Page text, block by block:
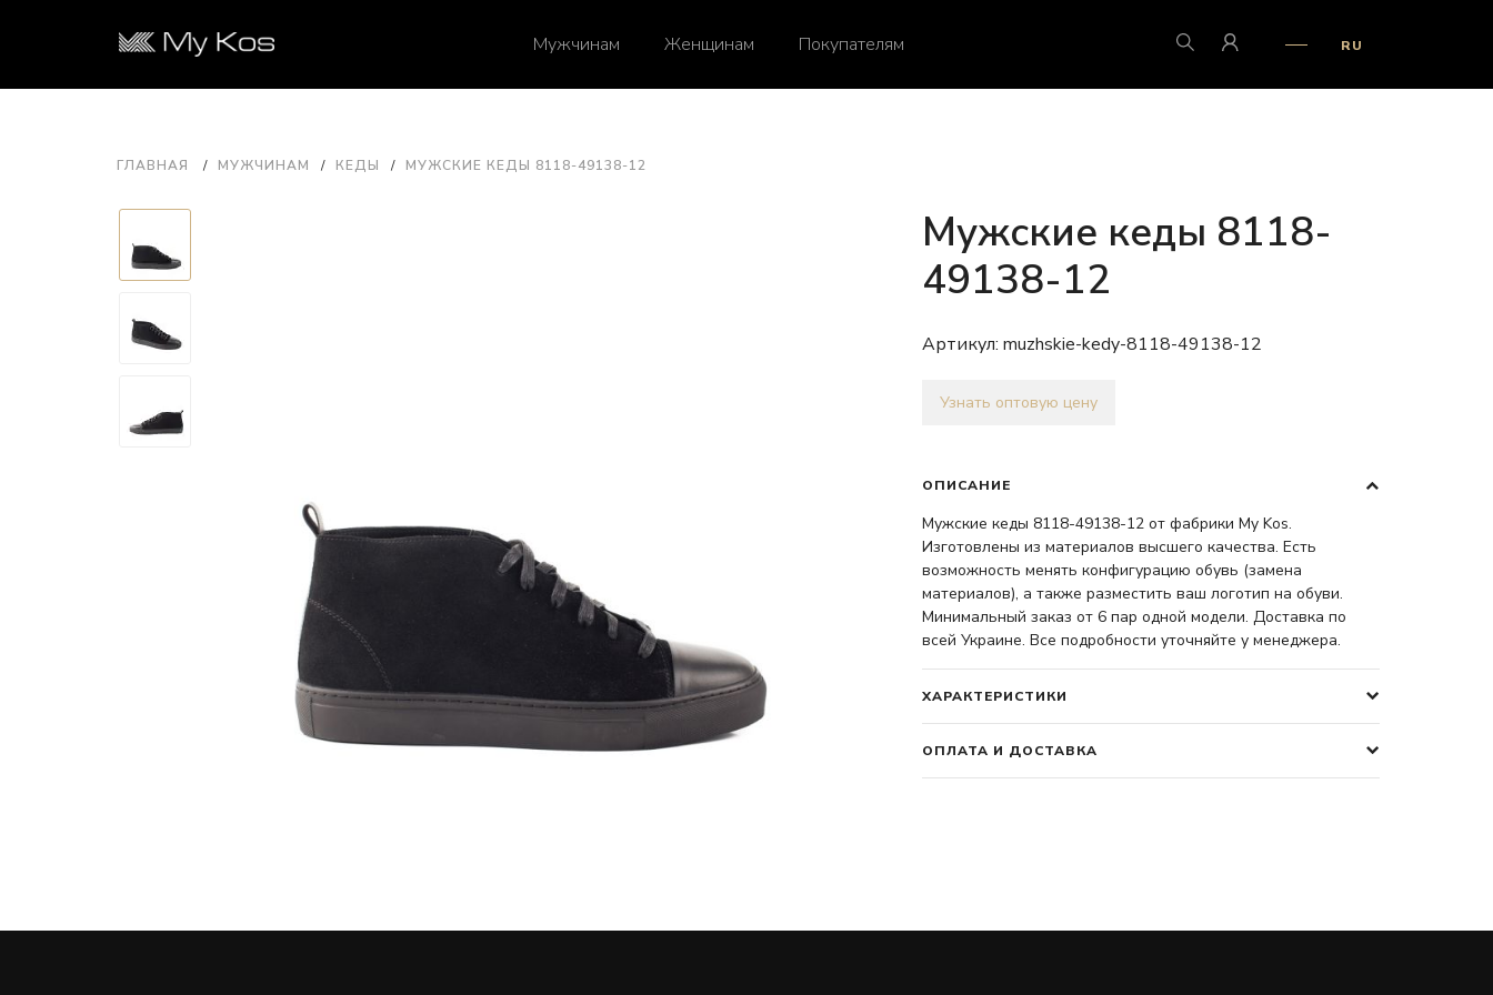
Мужчинам Женщинам Покупателям RU
ГЛАВНАЯ МУЖЧИНАМ КЕДЫ МУЖСКИЕ КЕДЫ 8118-49138-12
Мужские кеды 8118-
49138-12
Артикул: muzhskie-kedy-8118-49138-12
Узнать оптовую цену
ОПИСАНИЕ
Мужские кеды 8118-49138-12 от фабрики My Kos.
Изготовлены из материалов высшего качества. Есть
возможность менять конфигурацию обувь (замена
материалов), а также разместить ваш логотип на обуви.
Минимальный заказ от 6 пар одной модели. Доставка по
всей Украине. Все подробности уточняйте у менеджера.
ХАРАКТЕРИСТИКИ
ОПЛАТА И ДОСТАВКА